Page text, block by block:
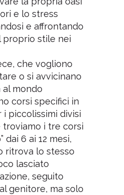
e lo stress
e affrontando
proprio stile nei
che vogliono
o si avvicinano
mondo
corsi specifici in
i piccolissimi divisi
i tre corsi
dai 6 ai 12 mesi,
ritrova lo stesso
lasciato
seguito
genitore, ma solo